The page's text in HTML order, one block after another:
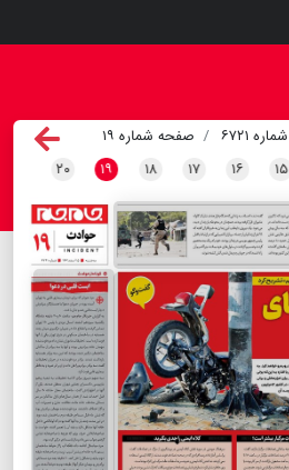
شماره ۶۷۲۱
صفحه شماره ۱۹
۱۵ ۱۶ ۱۷ ۱۸ ۱۹ ۲۰